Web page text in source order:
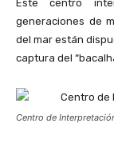
Este centro
generaciones de
del mar están
captura del
Centro de